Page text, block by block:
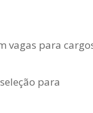
vagas para
para